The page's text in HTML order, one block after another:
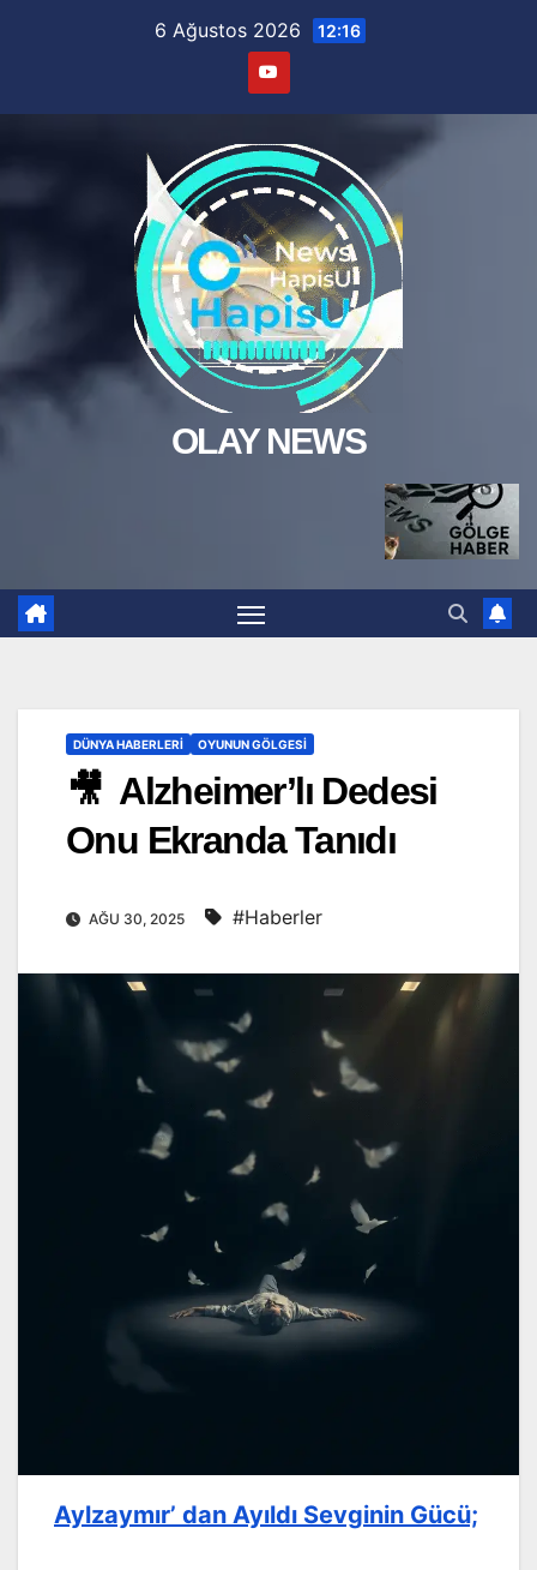
6 Ağustos 2026 12:16
OLAY NEWS
DÜNYA HABERLERI OYUNUN GÖLGESI
🎥 Alzheimer’lı Dedesi
Onu Ekranda Tanıdı
AĞU 30, 2025 #Haberler
Aylzaymır’ dan Ayıldı Sevginin Gücü;